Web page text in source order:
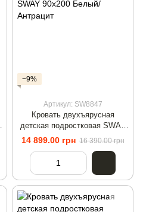
−9%
Артикул: SW8847
Кровать двухъярусная
детская подростковая SWAY
90x200 Белый/Антрацит
14 899.00 грн 16 390.00 грн